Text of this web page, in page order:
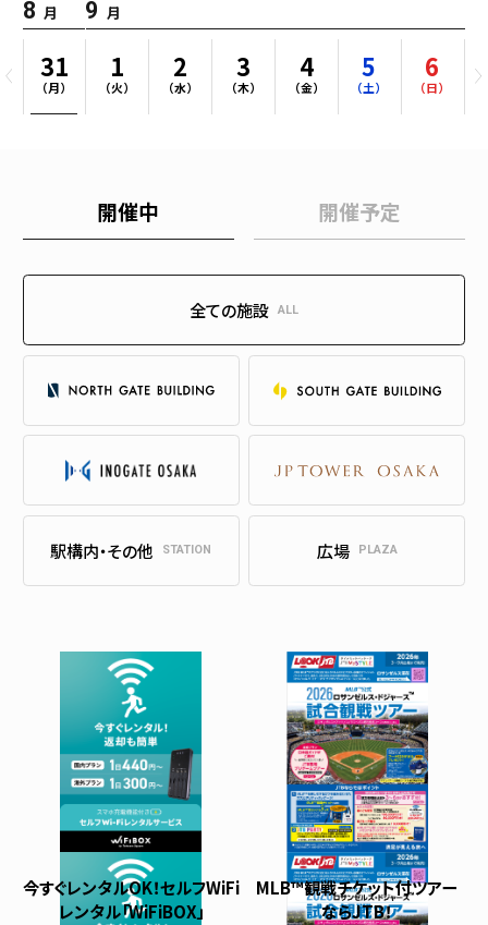
8 月
31
（月）
9 月
1
（火）
2
（水）
3
（木）
4
（金）
5
（土）
6
（日）
開催中 開催予定
全ての施設 ALL
駅構内・その他 STATION 広場 PLAZA
今すぐレンタルOK！セルフWiFi
レンタル「WiFiBOX」
MLB™観戦チケット付ツアー
ならJTB！